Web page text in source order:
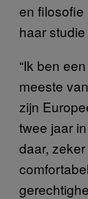
en filosofie
haar
“Ik ben
meeste
zijn
twee jaar
daar,